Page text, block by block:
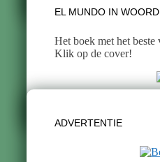
EL MUNDO IN
Het boek met het
Klik op de cover!
ADVERTENTIE